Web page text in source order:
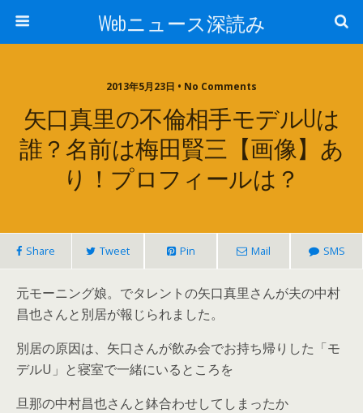
Webニュース深読み
2013年5月23日 • No Comments
矢口真里の不倫相手モデルUは
誰？名前は梅田賢三【画像】あ
り！プロフィールは？
Share Tweet Pin Mail SMS
元モーニング娘。でタレントの矢口真里さんが夫の中村
昌也さんと別居が報じられました。
別居の原因は、矢口さんが飲み会でお持ち帰りした「モ
デルU」と寝室で一緒にいるところを
旦那の中村昌也さんと鉢合わせしてしまったか